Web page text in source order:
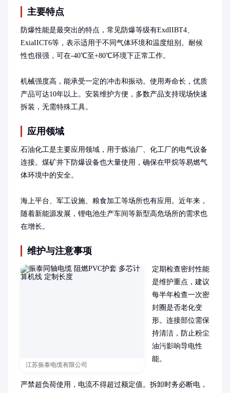
主要特点
防爆性能是最突出的特点，常见防爆等级有ExdIIBT4、
ExiaIICT6等，表示适用于不同气体环境和温度组别。耐候
性也很强，可在-40℃至+80℃环境下正常工作。
机械强度高，能承受一定的冲击和振动。使用寿命长，优质
产品可达10年以上。安装维护方便，多数产品支持现场快速
拆装，无需特殊工具。
应用领域
石油化工是主要应用领域，用于炼油厂、化工厂的电气设备
连接。煤矿井下防爆设备也大量使用，确保在甲烷等易燃气
体环境中的安全。
海上平台、军工设施、粮食加工等场所也有应用。近年来，
随着新能源发展，锂电池生产车间等新型高危场所的需求也
在增长。
维护与注意事项
江苏振泰电缆有限公司
定期检查密封性能
是维护重点，建议
每半年检查一次密
封圈是否老化变
形。连接部位需保
持清洁，防止粉尘
油污影响导电性
能。
严禁超负荷使用，电流不得超过额定值。拆卸时务必断电，